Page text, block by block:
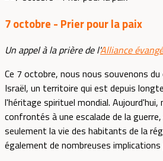
7 octobre - Prier pour la paix
Un appel à la prière de l'Alliance
Ce 7 octobre, nous nous souvenons
Israël, un territoire qui est depuis
l'héritage spirituel mondial. Aujourd'hui,
confrontés à une escalade de la
seulement la vie des habitants de la
également de nombreuses implications